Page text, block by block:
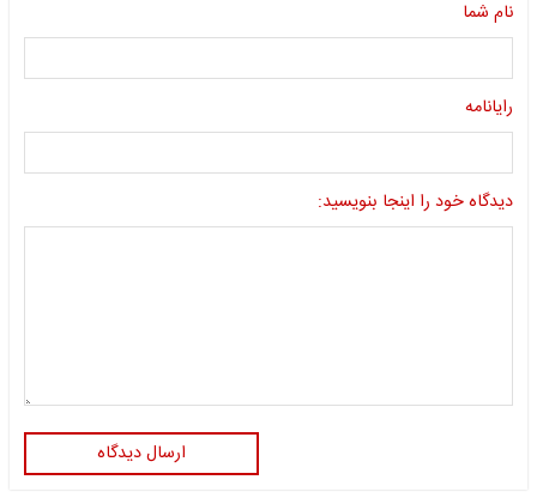
نام شما
رایانامه
دیدگاه خود را اینجا بنویسید:
ارسال دیدگاه